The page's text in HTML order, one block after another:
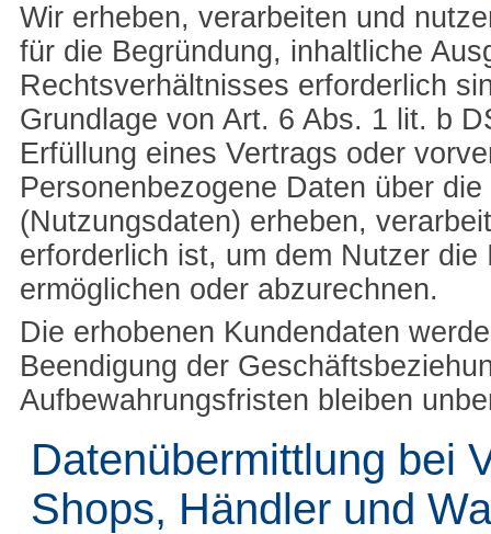
Wir erheben, verarbeiten und
für die Begründung, inhaltliche
Rechtsverhältnisses erforderlich
Grundlage von Art. 6 Abs. 1 lit. b
Erfüllung eines Vertrags oder
Personenbezogene Daten über
(Nutzungsdaten) erheben,
erforderlich ist, um dem Nutzer
ermöglichen oder abzurechnen.
Die erhobenen Kundendaten
Beendigung der
Aufbewahrungsfristen bleiben
Datenübermittlung bei
Shops, Händler und